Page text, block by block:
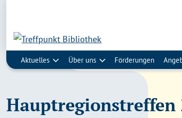
Aktuelles Über uns Förderungen
Hauptregionstreffen